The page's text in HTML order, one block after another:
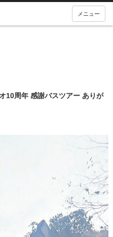
メニュー
10周年 感謝バスツアー ありが